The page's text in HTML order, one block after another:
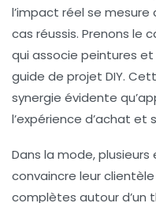
l’impact réel se
cas réussis. Prenons le
qui associe peintures
guide de projet DIY.
synergie évidente
l’expérience d’achat
Dans la mode,
convaincre leur
complètes autour d’un